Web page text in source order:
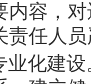
内容，
责任人
业化建